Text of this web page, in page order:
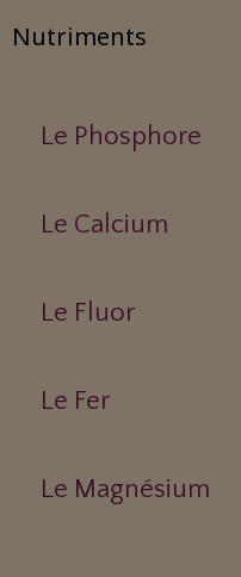
Nutriments
Le Phosphore
Le Calcium
Le Fluor
Le Fer
Le Magnésium